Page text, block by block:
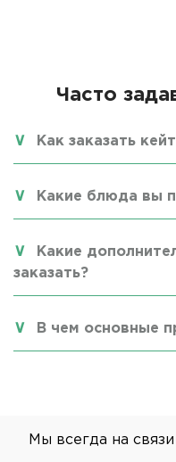
Часто
Как заказать
Какие блюда вы
Какие
заказать?
В чем основные
Мы всегда на связи